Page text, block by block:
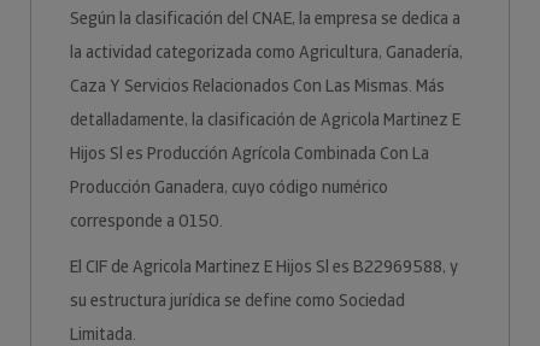
Según la clasificación del CNAE, la empresa se dedica a
la actividad categorizada como Agricultura, Ganadería,
Caza Y Servicios Relacionados Con Las Mismas. Más
detalladamente, la clasificación de Agricola Martinez E
Hijos Sl es Producción Agrícola Combinada Con La
Producción Ganadera, cuyo código numérico
corresponde a 0150.
El CIF de Agricola Martinez E Hijos Sl es B22969588, y
su estructura jurídica se define como Sociedad
Limitada.